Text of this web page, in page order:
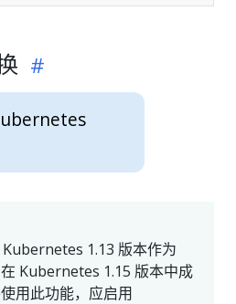
1.13 版本作为
Kubernetes 1.15 版本中成
用此功能，应启用